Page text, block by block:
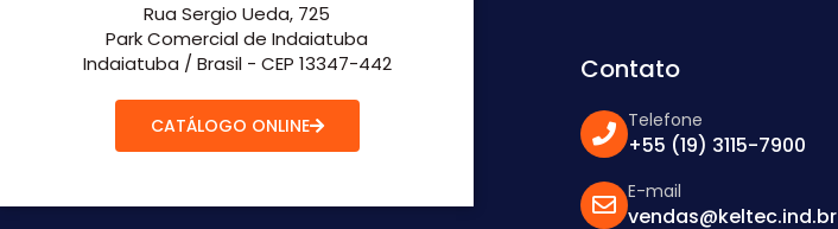
Rua Sergio Ueda, 725
Park Comercial de Indaiatuba
Indaiatuba / Brasil - CEP 13347-442
CATÁLOGO ONLINE
Contato
Telefone
+55 (19) 3115-7900
E-mail
vendas@keltec.ind.br